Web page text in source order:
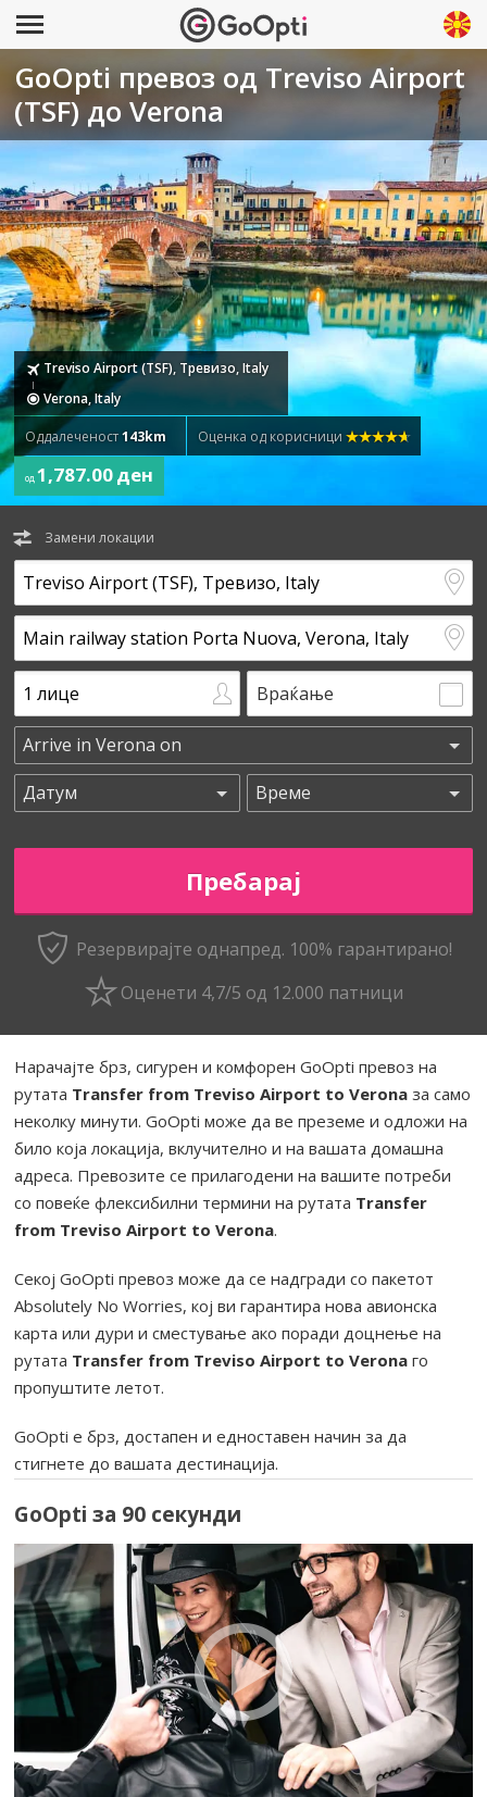
GoOpti превоз од Treviso Airport
(TSF) до Verona
Treviso Airport (TSF), Тревизо, Italy
Verona, Italy
Оддалеченост143km Оценка од корисници
од 1,787.00 ден
Замени локации
Враќање
Резервирајте однапред. 100% гарантирано!
Оценети 4,7/5 од 12.000 патници
Нарачајте брз, сигурен и комфорен GoOpti превоз на
рутата Transfer from Treviso Airport to Verona за само
неколку минути. GoOpti може да ве преземе и одложи на
било која локација, вклучително и на вашата домашна
адреса. Превозите се прилагодени на вашите потреби
со повеќе флексибилни термини на рутата Transfer
from Treviso Airport to Verona.
Секој GoOpti превоз може да се надгради со пакетот
Absolutely No Worries, кој ви гарантира нова авионска
карта или дури и сместување ако поради доцнење на
рутата Transfer from Treviso Airport to Verona го
пропуштите летот.
GoOpti е брз, достапен и едноставен начин за да
стигнете до вашата дестинација.
GoOpti за 90 секунди